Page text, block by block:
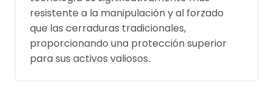
resistente a la manipulación y al forzado
que las cerraduras tradicionales,
proporcionando una protección superior
para sus activos valiosos.